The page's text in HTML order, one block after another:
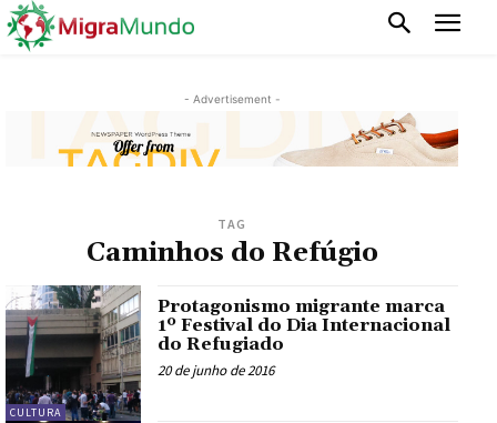
- Advertisement -
TAG
Caminhos do Refúgio
CULTURA
Protagonismo migrante marca
1º Festival do Dia Internacional
do Refugiado
20 de junho de 2016